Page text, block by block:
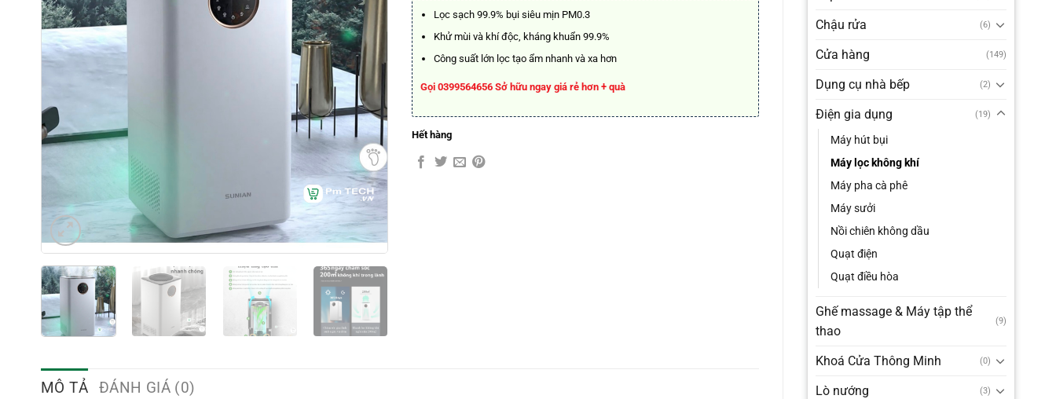
Chậu rửa (6)
Cửa hàng (149)
Dụng cụ nhà bếp (2)
Điện gia dụng (19)
Máy hút bụi
Máy lọc không khí
Máy pha cà phê
Máy sưởi
Nồi chiên không dầu
Quạt điện
Quạt điều hòa
Ghế massage & Máy tập thể
thao
(9)
Khoá Cửa Thông Minh (0)
Lò nướng (3)
16.888.000₫.
Lọc sạch 99.9% bụi siêu mịn PM0.3
Khử mùi và khí độc, kháng khuẩn 99.9%
Công suất lớn lọc tạo ẩm nhanh và xa hơn
Gọi 0399564656 Sở hữu ngay giá rẻ hơn + quà
Hết hàng
MÔ TẢ ĐÁNH GIÁ (0)